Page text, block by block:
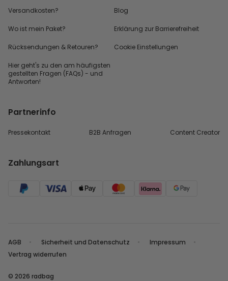
Versandkosten?
Wo ist mein Paket?
Rücksendungen & Retouren?
Hier geht's zu den am häufigsten
gestellten Fragen (FAQs) - und
Antworten!
Blog
Erklärung zur Barrierefreiheit
Cookie Einstellungen
Partnerinfo
Pressekontakt B2B Anfragen Content Creator
Zahlungsart
AGB Sicherheit und Datenschutz
Impressum
Vertrag widerrufen
© 2026 radbag